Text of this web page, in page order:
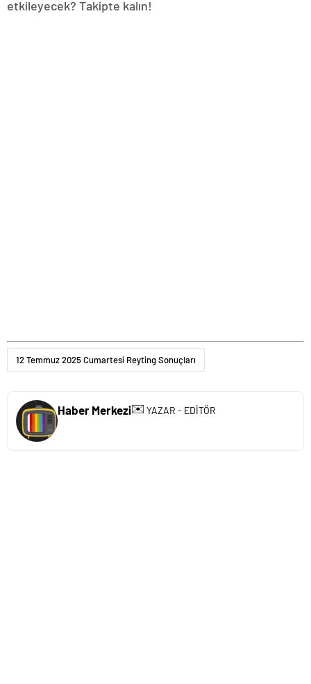
etkileyecek? Takipte kalın!
12 Temmuz 2025 Cumartesi Reyting Sonuçları
Haber Merkezi✉️ YAZAR - EDİTÖR